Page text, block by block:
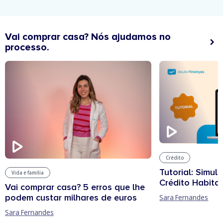
Vai comprar casa? Nós ajudamos no
processo.
Vida e família
Vai comprar casa? 5 erros que lhe
podem custar milhares de euros
Sara Fernandes
Crédito
Tutorial:
Crédito
Sara Fernandes